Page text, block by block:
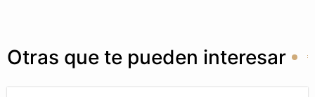
Otras que te pueden interesar